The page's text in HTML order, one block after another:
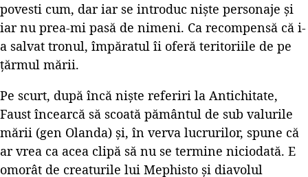
povesti cum, dar iar se introduc niște personaje și
iar nu prea-mi pasă de nimeni. Ca recompensă că i-
a salvat tronul, împăratul îi oferă teritoriile de pe
țărmul mării.
Pe scurt, după încă niște referiri la Antichitate,
Faust încearcă să scoată pământul de sub valurile
mării (gen Olanda) și, în verva lucrurilor, spune că
ar vrea ca acea clipă să nu se termine niciodată. E
omorât de creaturile lui Mephisto și diavolul